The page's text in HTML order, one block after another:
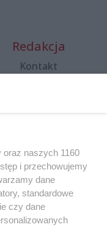
Redakcja
Kontakt
koncert z okazji
urodzin portalu
wSzczecinie.pl
konkursów
"Hej
oraz naszych 1160
i przechowujemy
dane
standardowe
czy dane